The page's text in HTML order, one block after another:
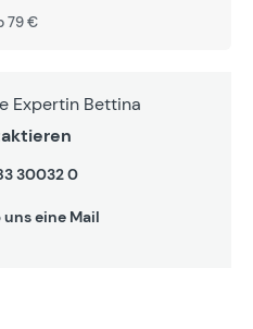
79 €
Expertin Bettina
30032 0
eine Mail